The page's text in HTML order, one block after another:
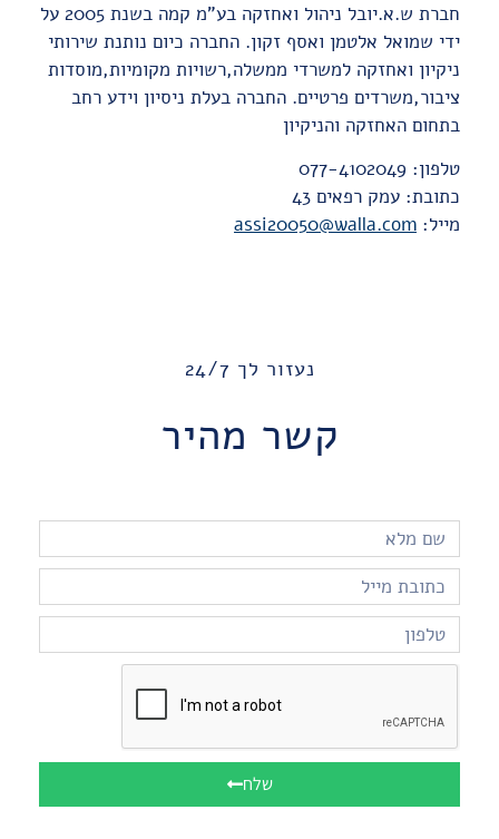
חברת ש.א.יובל ניהול ואחזקה בע"מ קמה בשנת 2005 על
ידי שמואל אלטמן ואסף זקון. החברה כיום נותנת שירותי
ניקיון ואחזקה למשרדי ממשלה,רשויות מקומיות,מוסדות
ציבור,משרדים פרטיים. החברה בעלת ניסיון וידע רחב
בתחום האחזקה והניקיון
טלפון: 077-4102049
כתובת: עמק רפאים 43
מייל: assi20050@walla.com
נעזור לך 24/7
קשר מהיר
שלח